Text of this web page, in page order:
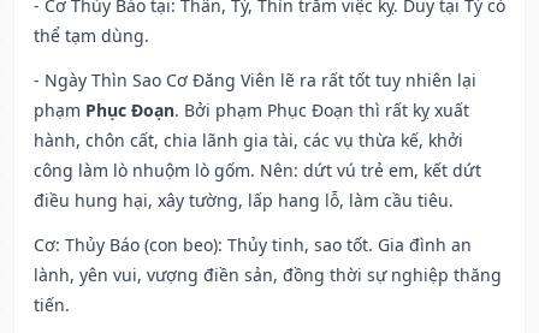
- Cơ Thủy Báo tại: Thân, Tý, Thìn trăm việc kỵ. Duy tại Tý có
thể tạm dùng.
- Ngày Thìn Sao Cơ Đăng Viên lẽ ra rất tốt tuy nhiên lại
phạm Phục Đoạn. Bởi phạm Phục Đoạn thì rất kỵ xuất
hành, chôn cất, chia lãnh gia tài, các vụ thừa kế, khởi
công làm lò nhuộm lò gốm. Nên: dứt vú trẻ em, kết dứt
điều hung hại, xây tường, lấp hang lỗ, làm cầu tiêu.
Cơ: Thủy Báo (con beo): Thủy tinh, sao tốt. Gia đình an
lành, yên vui, vượng điền sản, đồng thời sự nghiệp thăng
tiến.